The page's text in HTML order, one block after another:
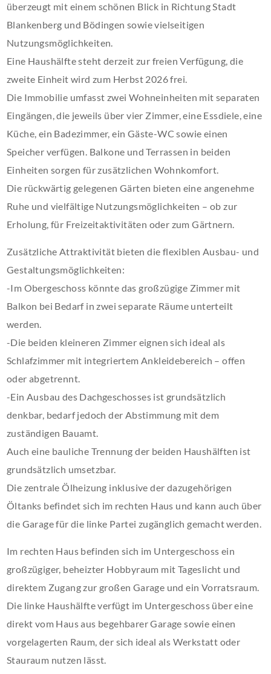
überzeugt mit einem schönen Blick in Richtung Stadt
Blankenberg und Bödingen sowie vielseitigen
Nutzungsmöglichkeiten.
Eine Haushälfte steht derzeit zur freien Verfügung, die
zweite Einheit wird zum Herbst 2026 frei.
Die Immobilie umfasst zwei Wohneinheiten mit separaten
Eingängen, die jeweils über vier Zimmer, eine Essdiele, eine
Küche, ein Badezimmer, ein Gäste-WC sowie einen
Speicher verfügen. Balkone und Terrassen in beiden
Einheiten sorgen für zusätzlichen Wohnkomfort.
Die rückwärtig gelegenen Gärten bieten eine angenehme
Ruhe und vielfältige Nutzungsmöglichkeiten – ob zur
Erholung, für Freizeitaktivitäten oder zum Gärtnern.
Zusätzliche Attraktivität bieten die flexiblen Ausbau- und
Gestaltungsmöglichkeiten:
-Im Obergeschoss könnte das großzügige Zimmer mit
Balkon bei Bedarf in zwei separate Räume unterteilt
werden.
-Die beiden kleineren Zimmer eignen sich ideal als
Schlafzimmer mit integriertem Ankleidebereich – offen
oder abgetrennt.
-Ein Ausbau des Dachgeschosses ist grundsätzlich
denkbar, bedarf jedoch der Abstimmung mit dem
zuständigen Bauamt.
Auch eine bauliche Trennung der beiden Haushälften ist
grundsätzlich umsetzbar.
Die zentrale Ölheizung inklusive der dazugehörigen
Öltanks befindet sich im rechten Haus und kann auch über
die Garage für die linke Partei zugänglich gemacht werden.
Im rechten Haus befinden sich im Untergeschoss ein
großzügiger, beheizter Hobbyraum mit Tageslicht und
direktem Zugang zur großen Garage und ein Vorratsraum.
Die linke Haushälfte verfügt im Untergeschoss über eine
direkt vom Haus aus begehbarer Garage sowie einen
vorgelagerten Raum, der sich ideal als Werkstatt oder
Stauraum nutzen lässt.